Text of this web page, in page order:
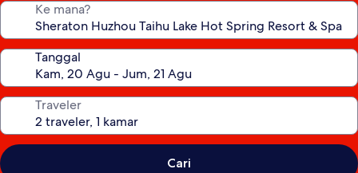
Ke mana?
Tanggal
Traveler
Cari